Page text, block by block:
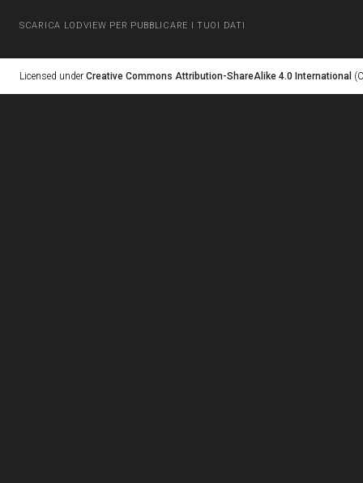
SCARICA LODVIEW PER PUBBLICARE I TUOI DATI
Licensed under Creative Commons Attribution-ShareAlike 4.0 International